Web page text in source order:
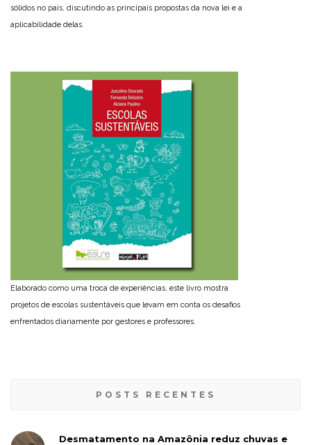
sólidos no país, discutindo as principais propostas da nova lei e a
aplicabilidade delas.
Elaborado como uma troca de experiências, este livro mostra
projetos de escolas sustentáveis que levam em conta os desafios
enfrentados diariamente por gestores e professores.
POSTS RECENTES
Desmatamento na Amazônia reduz chuvas e